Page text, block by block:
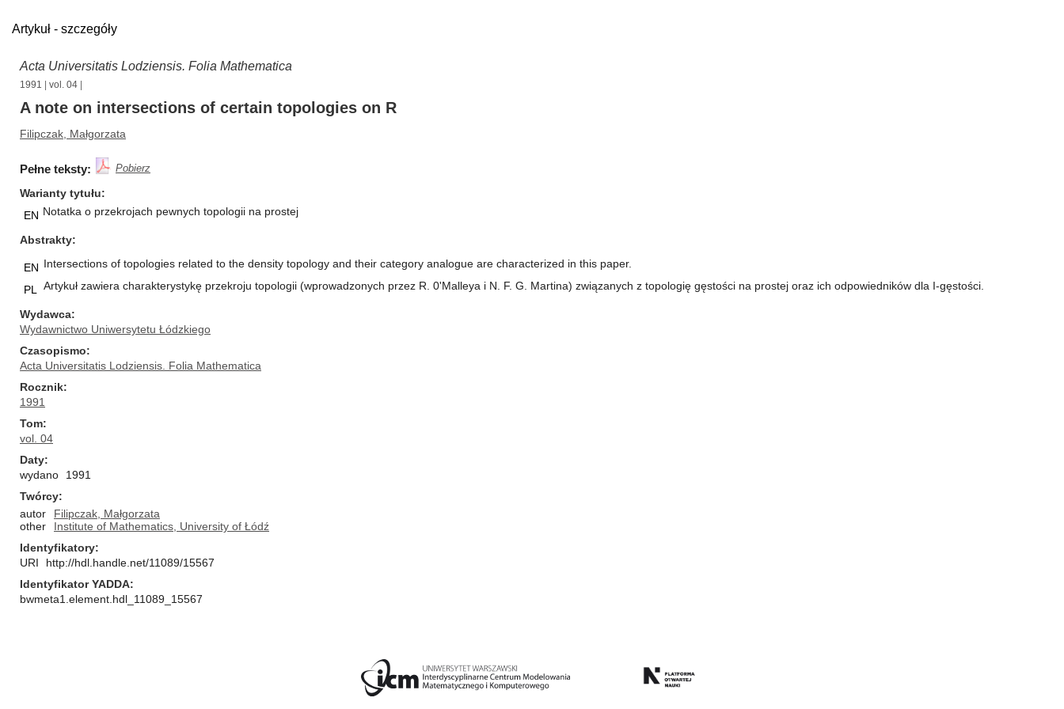
Artykuł - szczegóły
Acta Universitatis Lodziensis. Folia Mathematica
1991 vol. 04
A note on intersections of certain topologies on R
Filipczak, Małgorzata
Pełne teksty: Pobierz
Warianty tytułu
EN Notatka o przekrojach pewnych topologii na prostej
Abstrakty
EN Intersections of topologies related to the density topology and their category analogue are characterized in this paper.
PL Artykuł zawiera charakterystykę przekroju topologii (wprowadzonych przez R. 0'Malleya i N. F. G. Martina) związanych z topologię gęstości na prostej oraz ich odpowiedników dla I-gęstości.
Wydawca
Wydawnictwo Uniwersytetu Łódzkiego
Czasopismo
Acta Universitatis Lodziensis. Folia Mathematica
Rocznik
1991
Tom
vol. 04
Daty
wydano
1991
Twórcy
autor
Filipczak, Małgorzata
other
Institute of Mathematics, University of Łódź
Identyfikatory
URI
http://hdl.handle.net/11089/15567
Identyfikator YADDA
bwmeta1.element.hdl_11089_15567